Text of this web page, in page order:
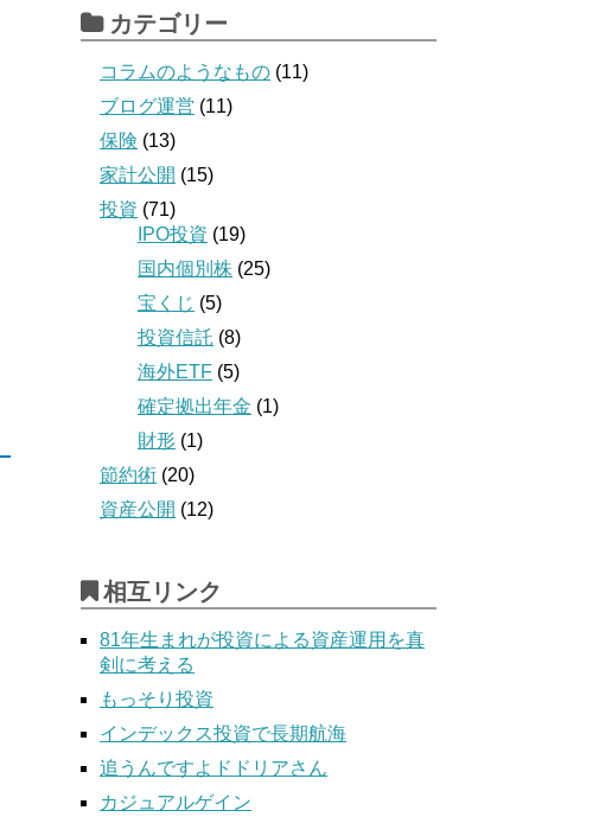
カテゴリー
コラムのようなもの (11)
ブログ運営 (11)
保険 (13)
家計公開 (15)
投資 (71)
IPO投資 (19)
国内個別株 (25)
宝くじ (5)
投資信託 (8)
海外ETF (5)
確定拠出年金 (1)
財形 (1)
節約術 (20)
資産公開 (12)
相互リンク
81年生まれが投資による資産運用を真
剣に考える
もっそり投資
インデックス投資で長期航海
追うんですよドドリアさん
カジュアルゲイン